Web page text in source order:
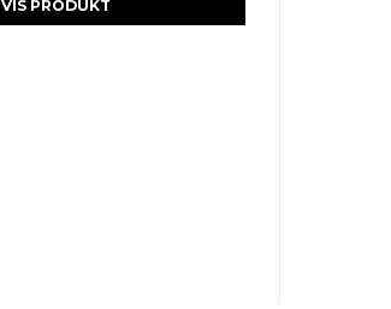
VIS PRODUKT